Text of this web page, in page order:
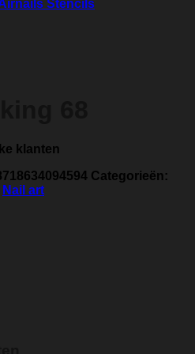
Stencils
klanten
Categorieën:
Nail art